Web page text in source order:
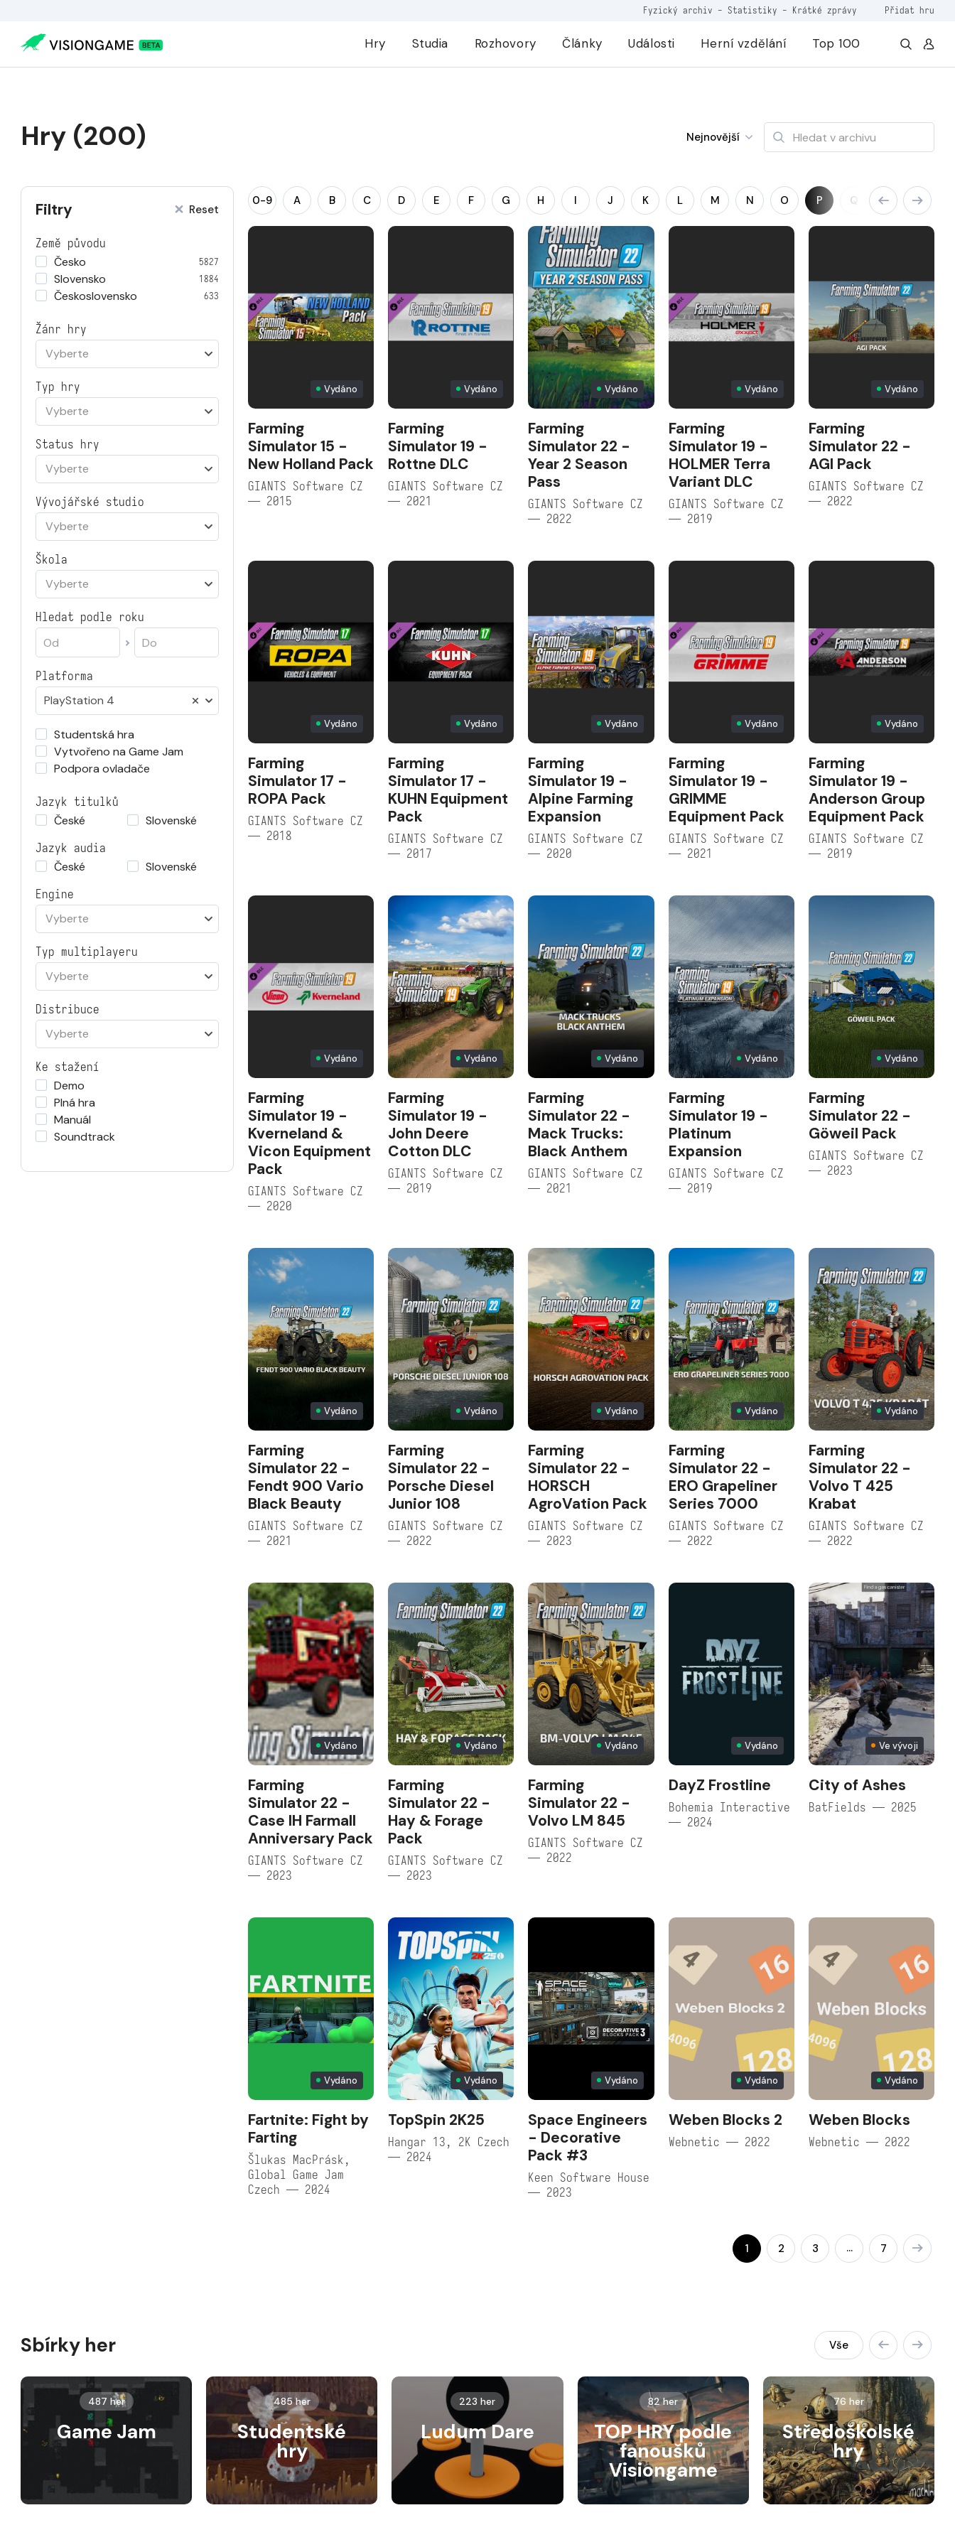
Fyzický archiv - Statistiky - Krátké zprávy Přidat hru
Hry Studia Rozhovory Články Události Herní vzdělání Top 100
Hry (200) Nejnovější
Filtry Reset
Země původu
Česko
5827
Slovensko 1884
Československo 633
Žánr hry
Vyberte
Typ hry
Vyberte
Status hry
Vyberte
Vývojářské studio
Vyberte
Škola
Vyberte
Hledat podle roku
Platforma
PlayStation 4
Studentská hra
Vytvořeno na Game Jam
Podpora ovladače
Jazyk titulků
České
Slovenské
Jazyk audia
České
Slovenské
Engine
Vyberte
Typ multiplayeru
Vyberte
Distribuce
Vyberte
Ke stažení
Demo
Plná hra
Manuál
Soundtrack
0-9 A B C D E F G H I J K L M N O P Q R S
Vydáno
Farming
Simulator 15 -
New Holland Pack
GIANTS Software CZ
— 2015
Vydáno
Farming
Simulator 19 -
Rottne DLC
GIANTS Software CZ
— 2021
Vydáno
Farming
Simulator 22 -
Year 2 Season
Pass
GIANTS Software CZ
— 2022
Vydáno
Farming
Simulator 19 -
HOLMER Terra
Variant DLC
GIANTS Software CZ
— 2019
Vydáno
Farming
Simulator 22 -
AGI Pack
GIANTS Software CZ
— 2022
Vydáno
Farming
Simulator 17 -
ROPA Pack
GIANTS Software CZ
— 2018
Vydáno
Farming
Simulator 17 -
KUHN Equipment
Pack
GIANTS Software CZ
— 2017
Vydáno
Farming
Simulator 19 -
Alpine Farming
Expansion
GIANTS Software CZ
— 2020
Vydáno
Farming
Simulator 19 -
GRIMME
Equipment Pack
GIANTS Software CZ
— 2021
Vydáno
Farming
Simulator 19 -
Anderson Group
Equipment Pack
GIANTS Software CZ
— 2019
Vydáno
Farming
Simulator 19 -
Kverneland &
Vicon Equipment
Pack
GIANTS Software CZ
— 2020
Vydáno
Farming
Simulator 19 -
John Deere
Cotton DLC
GIANTS Software CZ
— 2019
Vydáno
Farming
Simulator 22 -
Mack Trucks:
Black Anthem
GIANTS Software CZ
— 2021
Vydáno
Farming
Simulator 19 -
Platinum
Expansion
GIANTS Software CZ
— 2019
Vydáno
Farming
Simulator 22 -
Göweil Pack
GIANTS Software CZ
— 2023
Vydáno
Farming
Simulator 22 -
Fendt 900 Vario
Black Beauty
GIANTS Software CZ
— 2021
Vydáno
Farming
Simulator 22 -
Porsche Diesel
Junior 108
GIANTS Software CZ
— 2022
Vydáno
Farming
Simulator 22 -
HORSCH
AgroVation Pack
GIANTS Software CZ
— 2023
Vydáno
Farming
Simulator 22 -
ERO Grapeliner
Series 7000
GIANTS Software CZ
— 2022
Vydáno
Farming
Simulator 22 -
Volvo T 425
Krabat
GIANTS Software CZ
— 2022
Vydáno
Farming
Simulator 22 -
Case IH Farmall
Anniversary Pack
GIANTS Software CZ
— 2023
Vydáno
Farming
Simulator 22 -
Hay & Forage
Pack
GIANTS Software CZ
— 2023
Vydáno
Farming
Simulator 22 -
Volvo LM 845
GIANTS Software CZ
— 2022
Vydáno
DayZ Frostline
Bohemia Interactive
— 2024
Ve vývoji
City of Ashes
BatFields — 2025
Vydáno
Fartnite: Fight by
Farting
Šlukas MacPrásk,
Global Game Jam
Czech — 2024
Vydáno
TopSpin 2K25
Hangar 13, 2K Czech
— 2024
Vydáno
Space Engineers
- Decorative
Pack #3
Keen Software House
— 2023
Vydáno
Weben Blocks 2
Webnetic — 2022
Vydáno
Weben Blocks
Webnetic — 2022
1 2 3 … 7
Sbírky her Vše
487 her
Game Jam
485 her
Studentské
hry
223 her
Ludum Dare
82 her
TOP HRY podle
fanoušků
Visiongame
76 her
Středoškolské
hry